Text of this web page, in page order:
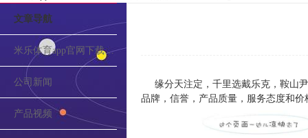
文章导航
米乐体育app官网下载的介绍
公司新闻
产品视频
缘分天注定，千里选戴乐克，鞍山
品牌，信誉，产品质量，服务态度和